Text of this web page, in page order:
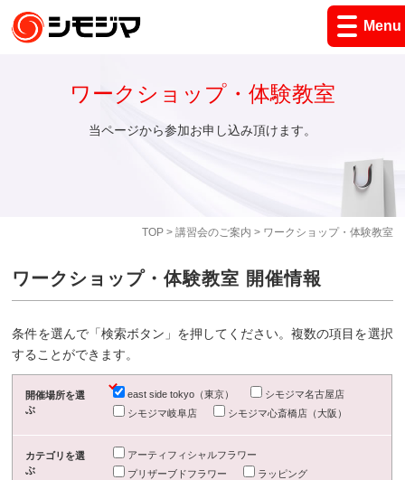
Menu
TOP> 講習会のご案内 > ワークショップ・体験教室
ワークショップ・体験教室
当ページから参加お申し込み頂けます。
ワークショップ・体験教室 開催情報
条件を選んで「検索ボタン」を押してください。複数の項目を選択
することができます。
開催場所を選
ぶ
east side tokyo（東京）
シモジマ名古屋店
シモジマ岐阜店
シモジマ心斎橋店（大阪）
カテゴリを選
ぶ
アーティフィシャルフラワー
プリザーブドフラワー
ラッピング